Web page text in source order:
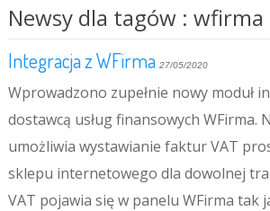
Newsy dla tagów : wfirma
Integracja z WFirma 27/05/2020
Wprowadzono zupełnie nowy moduł
dostawcą usług finansowych WFirma.
umożliwia wystawianie faktur VAT
sklepu internetowego dla dowolnej
VAT pojawia się w panelu WFirma tak